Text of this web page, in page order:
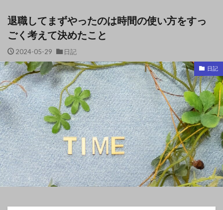
退職してまずやったのは時間の使い方をすっ
ごく考えて決めたこと
2024-05-29 日記
日記